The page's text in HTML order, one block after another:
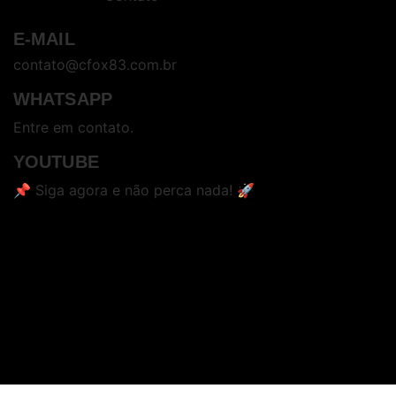
E-MAIL
contato@cfox83.com.br
WHATSAPP
Entre em contato.
YOUTUBE
📌 Siga agora e não perca nada! 🚀